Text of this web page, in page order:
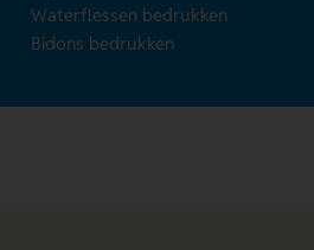
Waterflessen bedrukken
Bidons bedrukken